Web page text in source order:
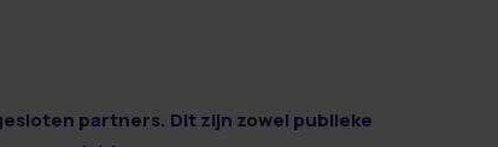
partners. Dit zijn zowel publieke